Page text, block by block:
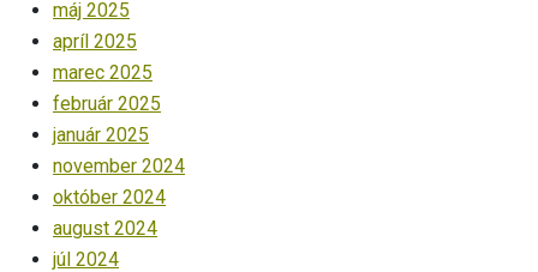
máj 2025
apríl 2025
marec 2025
február 2025
január 2025
november 2024
október 2024
august 2024
júl 2024